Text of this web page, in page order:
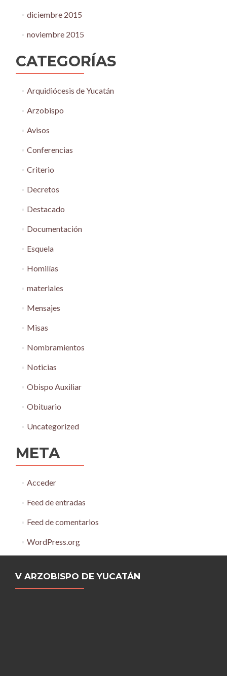
diciembre 2015
noviembre 2015
CATEGORÍAS
Arquidiócesis de Yucatán
Arzobispo
Avisos
Conferencias
Criterio
Decretos
Destacado
Documentación
Esquela
Homilías
materiales
Mensajes
Misas
Nombramientos
Noticias
Obispo Auxiliar
Obituario
Uncategorized
META
Acceder
Feed de entradas
Feed de comentarios
WordPress.org
V ARZOBISPO DE YUCATÁN